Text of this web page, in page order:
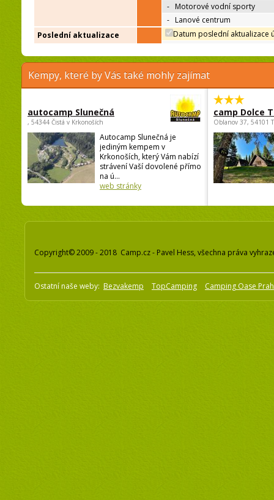
- Motorové vodní sporty
- Lanové centrum
Poslední aktualizace
Datum poslední aktualizace
Kempy, které by Vás také mohly zajímat
autocamp Slunečná
, 54344 Čistá v Krkonoších
Autocamp Slunečná je
jediným kempem v
Krkonoších, který Vám nabízí
strávení Vaší dovolené přímo
na ú...
web stránky
camp Dolce
Oblanov 37, 54101
Copyright© 2009 - 2018 Camp.cz - Pavel Hess, všechna práva
Ostatní naše weby: Bezvakemp TopCamping Camping Oase